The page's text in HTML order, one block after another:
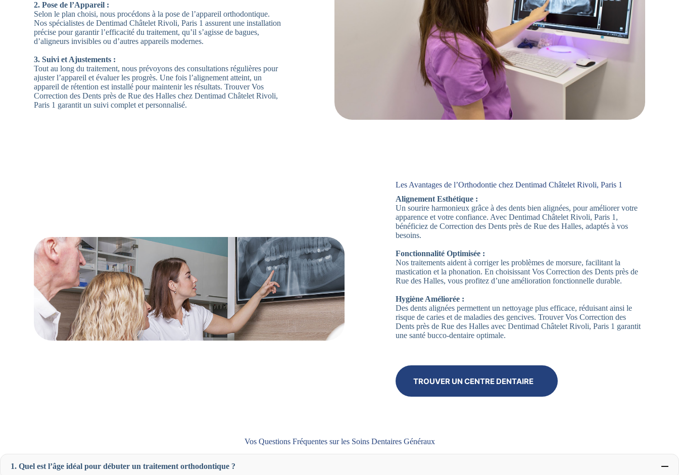
2. Pose de l’Appareil :
Selon le plan choisi, nous procédons à la pose de l’appareil orthodontique.
Nos spécialistes de Dentimad Châtelet Rivoli, Paris 1 assurent une installation
précise pour garantir l’efficacité du traitement, qu’il s’agisse de bagues,
d’aligneurs invisibles ou d’autres appareils modernes.
3. Suivi et Ajustements :
Tout au long du traitement, nous prévoyons des consultations régulières pour
ajuster l’appareil et évaluer les progrès. Une fois l’alignement atteint, un
appareil de rétention est installé pour maintenir les résultats. Trouver Vos
Correction des Dents près de Rue des Halles chez Dentimad Châtelet Rivoli,
Paris 1 garantit un suivi complet et personnalisé.
Les Avantages de l’Orthodontie chez Dentimad Châtelet Rivoli, Paris 1
Alignement Esthétique :
Un sourire harmonieux grâce à des dents bien alignées, pour améliorer votre
apparence et votre confiance. Avec Dentimad Châtelet Rivoli, Paris 1,
bénéficiez de Correction des Dents près de Rue des Halles, adaptés à vos
besoins.
Fonctionnalité Optimisée :
Nos traitements aident à corriger les problèmes de morsure, facilitant la
mastication et la phonation. En choisissant Vos Correction des Dents près de
Rue des Halles, vous profitez d’une amélioration fonctionnelle durable.
Hygiène Améliorée :
Des dents alignées permettent un nettoyage plus efficace, réduisant ainsi le
risque de caries et de maladies des gencives. Trouver Vos Correction des
Dents près de Rue des Halles avec Dentimad Châtelet Rivoli, Paris 1 garantit
une santé bucco-dentaire optimale.
TROUVER UN CENTRE DENTAIRE
Vos Questions Fréquentes sur les Soins Dentaires Généraux
1. Quel est l’âge idéal pour débuter un traitement orthodontique ?